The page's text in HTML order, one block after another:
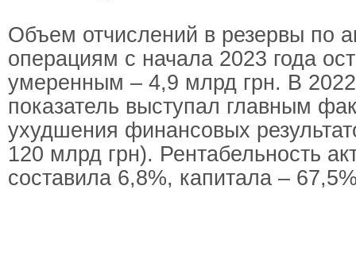
Объем отчислений в резервы по
операциям с начала 2023 года
умеренным – 4,9 млрд грн. В 2022
показатель выступал главным
ухудшения финансовых
120 млрд грн). Рентабельность
составила 6,8%, капитала –